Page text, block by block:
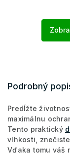
Podrobný
Predĺžte
maximálnu
Tento praktický
vlhkosti,
Vďaka tomu váš